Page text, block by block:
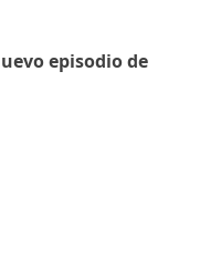
episodio de